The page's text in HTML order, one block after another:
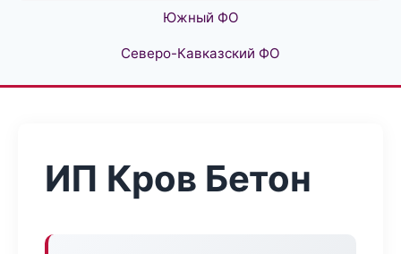
Южный ФО
Северо-Кавказский ФО
ИП Кров Бетон